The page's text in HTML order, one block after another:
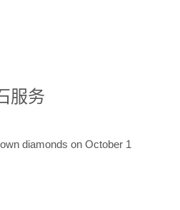
服务
diamonds on October 1